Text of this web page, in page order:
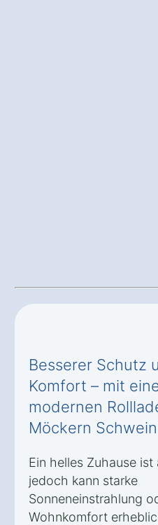
Besserer Schutz
Komfort – mit
modernen
Möckern
Ein helles Zuhause ist
jedoch kann starke
Sonneneinstrahlung
Wohnkomfort